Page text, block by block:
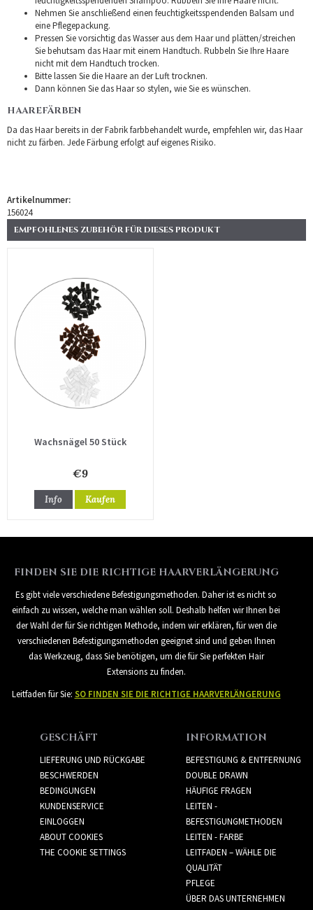
Nehmen Sie anschließend einen feuchtigkeitsspendenden Balsam und
eine Pflegepackung.
Pressen Sie vorsichtig das Wasser aus dem Haar und plätten/streichen
Sie behutsam das Haar mit einem Handtuch. Rubbeln Sie Ihre Haare
nicht mit dem Handtuch trocken.
Bitte lassen Sie die Haare an der Luft trocknen.
Dann können Sie das Haar so stylen, wie Sie es wünschen.
HAAREFÄRBEN
Da das Haar bereits in der Fabrik farbbehandelt wurde, empfehlen wir, das Haar
nicht zu färben. Jede Färbung erfolgt auf eigenes Risiko.
Artikelnummer:
156024
EMPFOHLENES ZUBEHÖR FÜR DIESES PRODUKT
Wachsnägel 50 Stück
€9
Info Kaufen
FINDEN SIE DIE RICHTIGE HAARVERLÄNGERUNG
Es gibt viele verschiedene Befestigungsmethoden. Daher ist es nicht so
einfach zu wissen, welche man wählen soll. Deshalb helfen wir Ihnen bei
der Wahl der für Sie richtigen Methode, indem wir erklären, für wen die
verschiedenen Befestigungsmethoden geeignet sind und geben Ihnen
das Werkzeug, dass Sie benötigen, um die für Sie perfekten Hair
Extensions zu finden.
Leitfaden für Sie: SO FINDEN SIE DIE RICHTIGE HAARVERLÄNGERUNG
GESCHÄFT
LIEFERUNG UND RÜCKGABE
BESCHWERDEN
BEDINGUNGEN
KUNDENSERVICE
EINLOGGEN
ABOUT COOKIES
THE COOKIE SETTINGS
INFORMATION
BEFESTIGUNG & ENTFERNUNG
DOUBLE DRAWN
HÄUFIGE FRAGEN
LEITEN -
BEFESTIGUNGMETHODEN
LEITEN - FARBE
LEITFADEN – WÄHLE DIE
QUALITÄT
PFLEGE
ÜBER DAS UNTERNEHMEN